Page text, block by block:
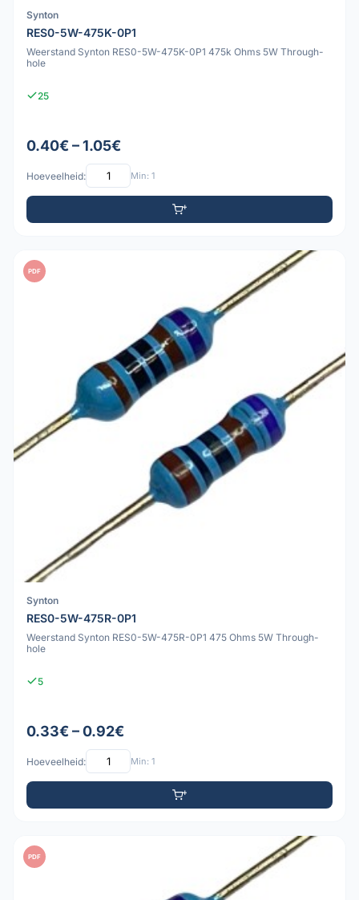
Synton
RES0-5W-475K-0P1
Weerstand Synton RES0-5W-475K-0P1 475k Ohms 5W Through-
hole
25
0.40€ – 1.05€
Hoeveelheid: Min: 1
PDF
Synton
RES0-5W-475R-0P1
Weerstand Synton RES0-5W-475R-0P1 475 Ohms 5W Through-
hole
5
0.33€ – 0.92€
Hoeveelheid: Min: 1
PDF